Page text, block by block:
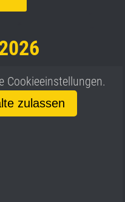
Cookieeinstellungen.
zulassen